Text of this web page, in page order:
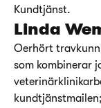
Kundtjänst.
Linda
Oerhört
som kombinerar